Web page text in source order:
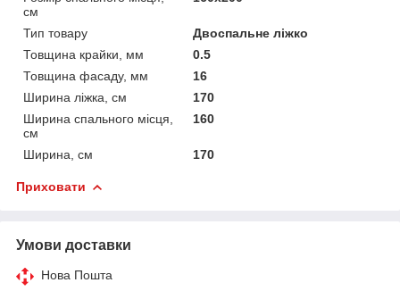
см
Тип товару
Двоспальне ліжко
Товщина крайки, мм
0.5
Товщина фасаду, мм
16
Ширина ліжка, см
170
Ширина спального місця,
см
160
Ширина, см 170
Приховати
Умови доставки
Нова Пошта